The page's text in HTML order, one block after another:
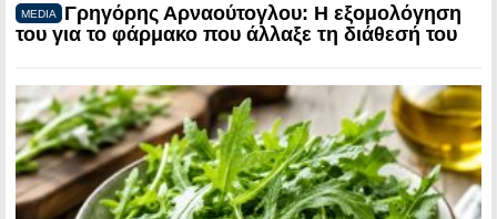
MEDIA
Γρηγόρης Αρναούτογλου: Η εξομολόγηση
του για το φάρμακο που άλλαξε τη διάθεσή του